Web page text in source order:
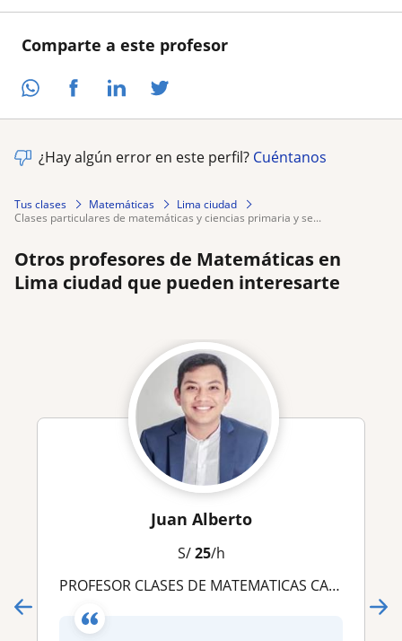
Comparte a este profesor
¿Hay algún error en este perfil? Cuéntanos
Tus clases Matemáticas
Lima ciudad
clases particulares de matemáticas y ciencias primaria y se...
Otros profesores de Matemáticas en
Lima ciudad que pueden interesarte
Juan Alberto
S/25/h
PROFESOR CLASES DE MATEMATICAS CALCULO FISICA QUIMICA ESTADISTICA, UPC UTP USIL UCV UPN USMP UCSUR U CONTINENTAL